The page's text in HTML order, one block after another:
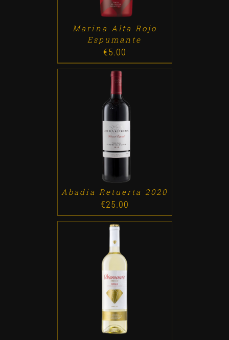
Marina Alta Rojo
Espumante
€5.00
/
Abadia Retuerta 2020
€25.00
ADD TO CART /